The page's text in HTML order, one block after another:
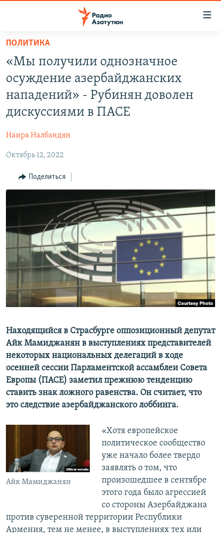
Перейти
основному
содержанию
Перейти
основной
Перейти
ПОЛИТИКА
РЕГИОН
НАГОРНЫЙ КАРАБАХ
КУЛЬТУРА
Հայերեն
English
Русский
Все сайты Радио Азатутюн
ПОЛИТИКА
«Мы получили однозначное
осуждение азербайджанских
нападений» - Рубинян доволен
дискуссиями в ПАСЕ
Наира Налбандян
Октябрь 12, 2022
Поделиться
Находящийся в Страсбурге оппозиционный депутат
Айк Мамиджанян в выступлениях представителей
некоторых национальных делегаций в ходе
осенней сессии Парламентской ассамблеи Совета
Европы (ПАСЕ) заметил прежнюю тенденцию
ставить знак ложного равенства. Он считает, что
это следствие азербайджанского лоббинга.
Айк Мамиджанян
«Хотя европейское
политическое сообщество
уже начало более твердо
заявлять о том, что
произошедшее в сентябре
этого года было агрессией
со стороны Азербайджана
против суверенной территории Республики
Армения, тем не менее, в выступлениях тех или